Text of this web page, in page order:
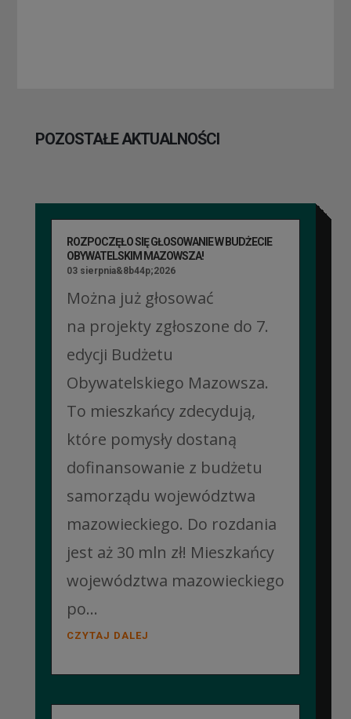
POZOSTAŁE AKTUALNOŚCI
ROZPOCZĘŁO SIĘ GŁOSOWANIE W BUDŻECIE
OBYWATELSKIM MAZOWSZA!
03 sierpnia&8b44p;2026
Można już głosować
na projekty zgłoszone do 7.
edycji Budżetu
Obywatelskiego Mazowsza.
To mieszkańcy zdecydują,
które pomysły dostaną
dofinansowanie z budżetu
samorządu województwa
mazowieckiego. Do rozdania
jest aż 30 mln zł! Mieszkańcy
województwa mazowieckiego
po...
CZYTAJ DALEJ